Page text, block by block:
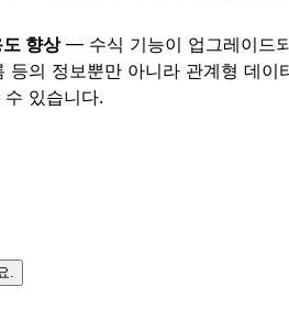
향상— 수식 기능이 업그레이드
등의 정보뿐만 아니라 관계형 데이
있습니다.
.